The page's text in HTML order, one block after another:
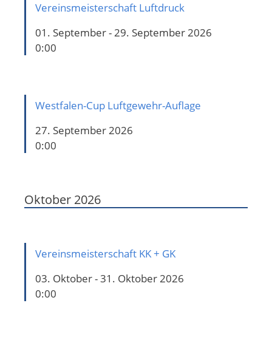
Vereinsmeisterschaft Luftdruck
01. September - 29. September 2026
0:00
Westfalen-Cup Luftgewehr-Auflage
27. September 2026
0:00
Oktober 2026
Vereinsmeisterschaft KK + GK
03. Oktober - 31. Oktober 2026
0:00